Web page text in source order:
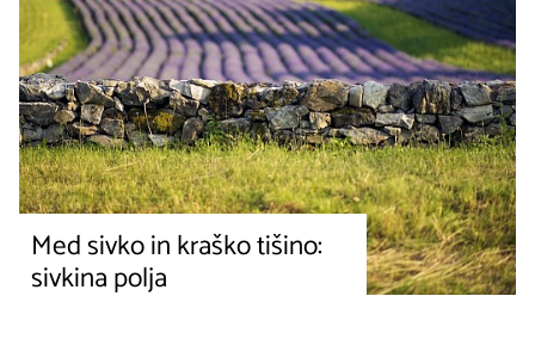
Med sivko in kraško tišino:
sivkina polja